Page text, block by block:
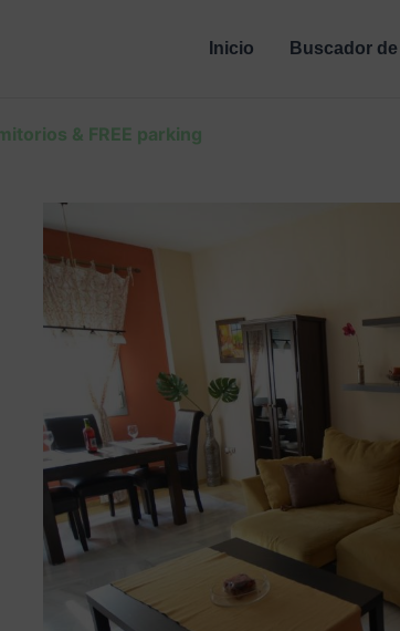
Inicio Buscador
& FREE parking